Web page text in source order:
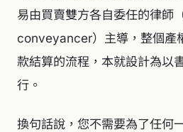
易由買賣雙方各自委任的律師
conveyancer）主導，整個產
款結算的流程，本就設計為以
行。
換句話說，您不需要為了任何